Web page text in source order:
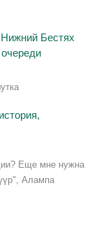
Бестях
Еще мне нужна
Алампа